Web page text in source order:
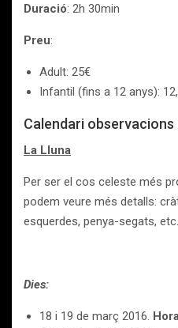
Duració: 2h 30min
Preu:
Adult: 25€
Infantil (fins a 12 anys):
Calendari
La Lluna
Per ser el cos celeste més
podem veure més detalls:
esquerdes, penya-segats, etc.
Dies:
18 i 19 de març 2016.